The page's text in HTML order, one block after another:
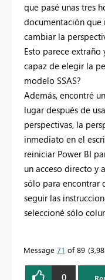
que pasé unas tres
documentación
cambiar la
Esto parece extraño
capaz de elegir la
modelo SSAS?
Además, encontré
lugar después de
perspectivas, la
inmediato en el
reiniciar Power BI
un acceso directo y
sólo para encontrar
seguir las
seleccioné sólo
Message 71 of 89
0